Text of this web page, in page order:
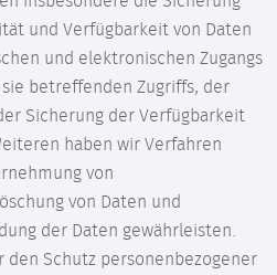
und Verfügbarkeit von Daten
und elektronischen Zugangs
betreffenden Zugriffs, der
Sicherung der Verfügbarkeit
haben wir Verfahren
von
von Daten und
der Daten gewährleisten.
den Schutz personenbezogener